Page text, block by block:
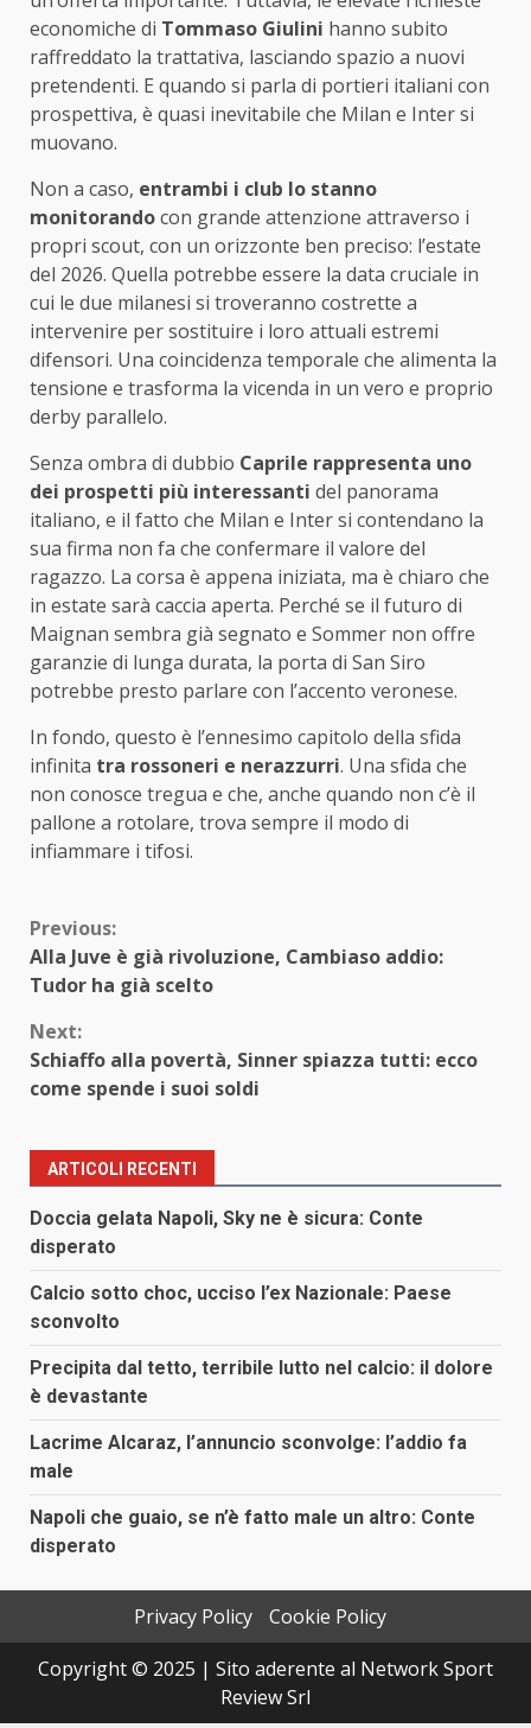
economiche di Tommaso Giulini hanno subito
raffreddato la trattativa, lasciando spazio a nuovi
pretendenti. E quando si parla di portieri italiani con
prospettiva, è quasi inevitabile che Milan e Inter si
muovano.
Non a caso, entrambi i club lo stanno
monitorandocon grande attenzione attraverso i
propri scout, con un orizzonte ben preciso: l’estate
del 2026. Quella potrebbe essere la data cruciale in
cui le due milanesi si troveranno costrette a
intervenire per sostituire i loro attuali estremi
difensori. Una coincidenza temporale che alimenta la
tensione e trasforma la vicenda in un vero e proprio
derby parallelo.
Senza ombra di dubbio Caprile rappresenta uno
dei prospetti più interessanti del panorama
italiano, e il fatto che Milan e Inter si contendano la
sua firma non fa che confermare il valore del
ragazzo. La corsa è appena iniziata, ma è chiaro che
in estate sarà caccia aperta. Perché se il futuro di
Maignan sembra già segnato e Sommer non offre
garanzie di lunga durata, la porta di San Siro
potrebbe presto parlare con l’accento veronese.
In fondo, questo è l’ennesimo capitolo della sfida
infinita tra rossoneri e nerazzurri. Una sfida che
non conosce tregua e che, anche quando non c’è il
pallone a rotolare, trova sempre il modo di
infiammare i tifosi.
Continue
Reading
Previous:
Alla Juve è già rivoluzione, Cambiaso addio:
Tudor ha già scelto
Next:
Schiaffo alla povertà, Sinner spiazza tutti: ecco
come spende i suoi soldi
ARTICOLI RECENTI
Doccia gelata Napoli, Sky ne è sicura: Conte
disperato
Calcio sotto choc, ucciso l’ex Nazionale: Paese
sconvolto
Precipita dal tetto, terribile lutto nel calcio: il dolore
è devastante
Lacrime Alcaraz, l’annuncio sconvolge: l’addio fa
male
Napoli che guaio, se n’è fatto male un altro: Conte
disperato
Privacy Policy
Cookie Policy
Copyright © 2025 | Sito aderente al Network Sport
Review Srl